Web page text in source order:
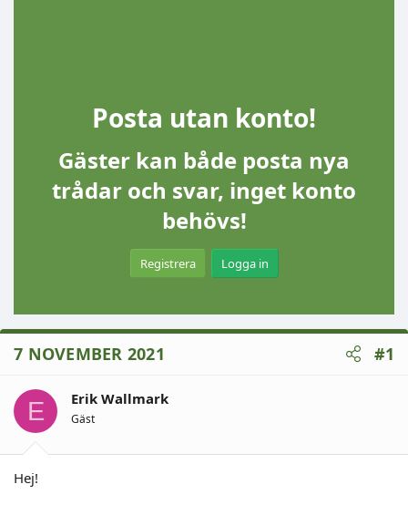
Posta utan konto!
Gäster kan både posta nya
trådar och svar, inget konto
behövs!
Registrera Logga in
7 NOVEMBER 2021 #1
E Erik Wallmark
Gäst
Hej!